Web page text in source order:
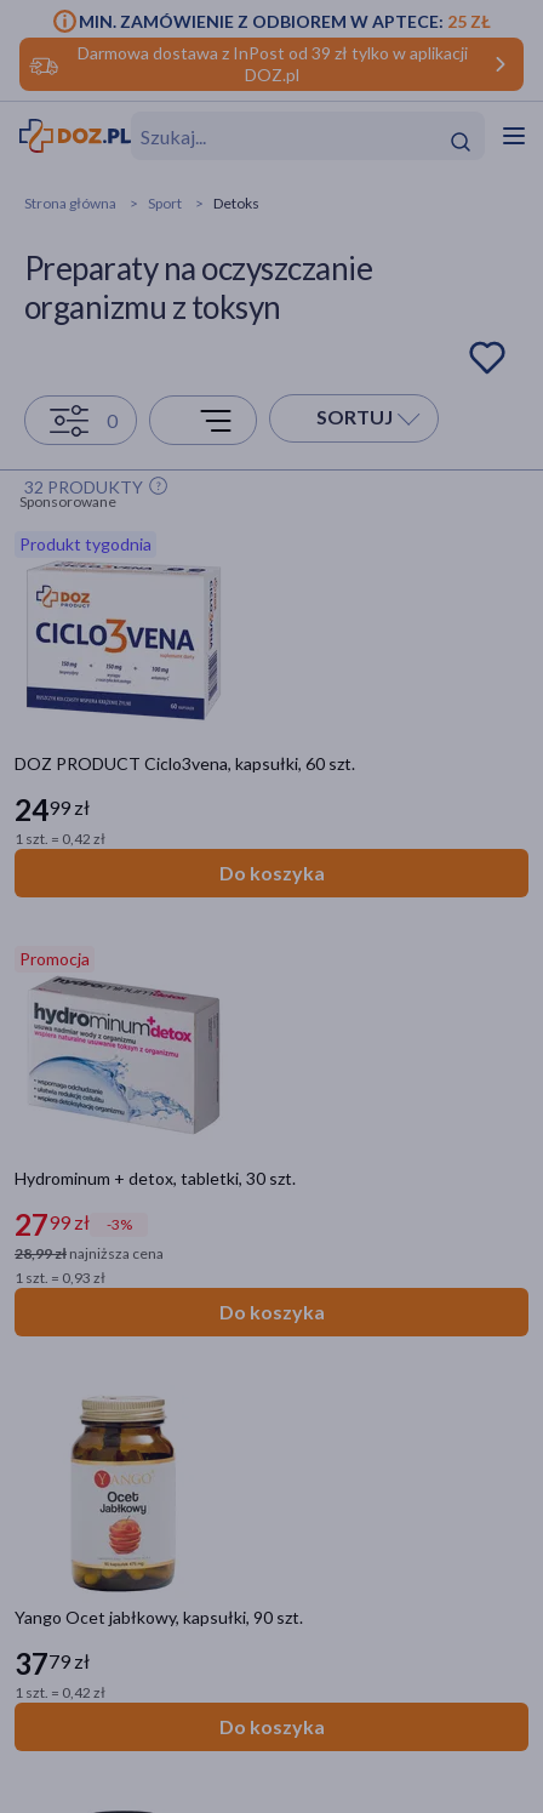
Darmowa dostawa z InPost od 39 zł tylko w aplikacji
DOZ.pl
MIN. ZAMÓWIENIE Z ODBIOREM W APTECE: 25 ZŁ
Hit
Hit
makijażu
Hit
Strona główna Sport Detoks
Preparaty na oczyszczanie
organizmu z toksyn
0 SORTUJ
32 PRODUKTY
Sponsorowane
Produkt tygodnia
DOZ PRODUCT Ciclo3vena, kapsułki, 60 szt.
2499 zł
1 szt. = 0,42 zł
Do koszyka
Promocja
Hydrominum + detox, tabletki, 30 szt.
2799 zł
-3%
28,99 zł najniższa cena
1 szt. = 0,93 zł
Do koszyka
Yango Ocet jabłkowy, kapsułki, 90 szt.
3779 zł
1 szt. = 0,42 zł
Do koszyka